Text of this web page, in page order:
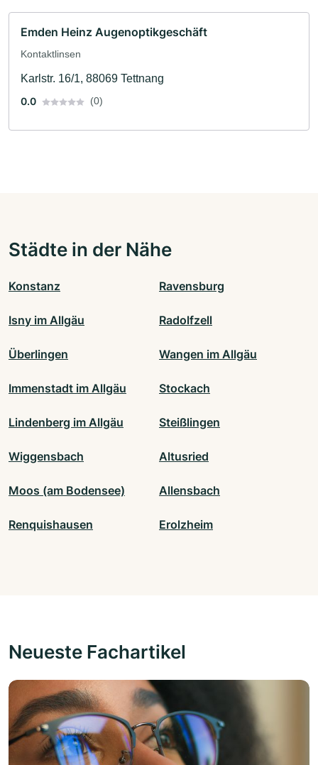
Emden Heinz Augenoptikgeschäft
Kontaktlinsen
Karlstr. 16/1, 88069 Tettnang
0.0
(0)
Städte in der Nähe
Konstanz Ravensburg
Isny im Allgäu Radolfzell
Überlingen Wangen im Allgäu
Immenstadt im Allgäu Stockach
Lindenberg im Allgäu Steißlingen
Wiggensbach Altusried
Moos (am Bodensee) Allensbach
Renquishausen Erolzheim
Neueste Fachartikel